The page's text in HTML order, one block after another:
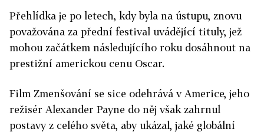
Přehlídka je po letech, kdy byla na ústupu, znovu
považována za přední festival uvádějící tituly, jež
mohou začátkem následujícího roku dosáhnout na
prestižní americkou cenu Oscar.
Film Zmenšování se sice odehrává v Americe, jeho
režisér Alexander Payne do něj však zahrnul
postavy z celého světa, aby ukázal, jaké globální